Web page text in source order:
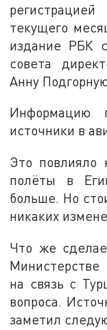
текущего
издание РБК
совета
Анну
Информацию
источники в
Это повлияло
полёты в
больше. Но
никаких
Что же
на связь с
вопроса.
заметил